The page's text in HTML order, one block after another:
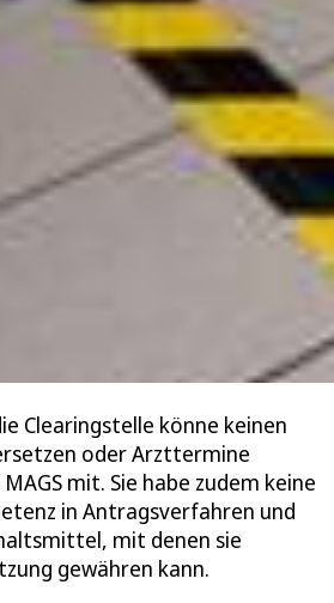
Clearingstelle könne keinen
oder Arzttermine
mit. Sie habe zudem keine
in Antragsverfahren und
mit denen sie
gewähren kann.